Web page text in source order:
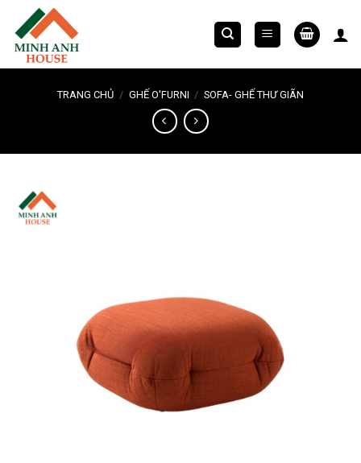
Chuyển
đến
nội
dung
TRANG CHỦ / GHẾ O'FURNI / SOFA- GHẾ THƯ GIÃN